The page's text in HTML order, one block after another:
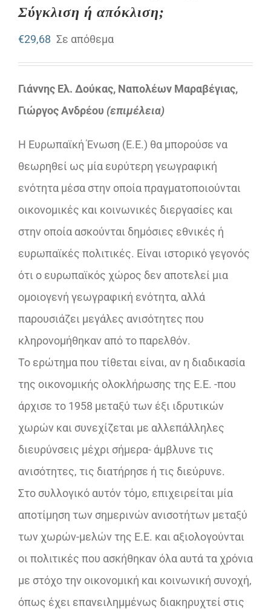
Σύγκλιση ή απόκλιση;
€29,68 Σε απόθεμα
Γιάννης Ελ. Δούκας, Ναπολέων Μαραβέγιας,
Γιώργος Ανδρέου (επιμέλεια)
Η Ευρωπαϊκή Ένωση (Ε.Ε.) θα μπορούσε να
θεωρηθεί ως μία ευρύτερη γεωγραφική
ενότητα μέσα στην οποία πραγματοποιούνται
οικονομικές και κοινωνικές διεργασίες και
στην οποία ασκούνται δημόσιες εθνικές ή
ευρωπαϊκές πολιτικές. Είναι ιστορικό γεγονός
ότι ο ευρωπαϊκός χώρος δεν αποτελεί μια
ομοιογενή γεωγραφική ενότητα, αλλά
παρουσιάζει μεγάλες ανισότητες που
κληρονομήθηκαν από το παρελθόν.
Το ερώτημα που τίθεται είναι, αν η διαδικασία
της οικονομικής ολοκλήρωσης της Ε.Ε. -που
άρχισε το 1958 μεταξύ των έξι ιδρυτικών
χωρών και συνεχίζεται με αλλεπάλληλες
διευρύνσεις μέχρι σήμερα- άμβλυνε τις
ανισότητες, τις διατήρησε ή τις διεύρυνε.
Στο συλλογικό αυτόν τόμο, επιχειρείται μία
αποτίμηση των σημερινών ανισοτήτων μεταξύ
των χωρών-μελών της Ε.Ε. και αξιολογούνται
οι πολιτικές που ασκήθηκαν όλα αυτά τα χρόνια
με στόχο την οικονομική και κοινωνική συνοχή,
όπως έχει επανειλημμένως διακηρυχτεί στις